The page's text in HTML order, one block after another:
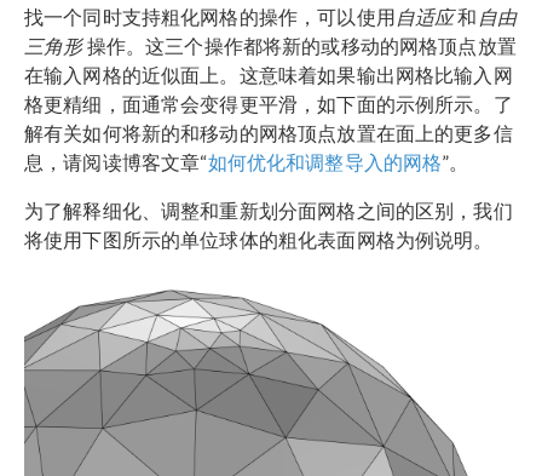
找一个同时支持粗化网格的操作，可以使用自适应和 自由
三角形操作。这三个操作都将新的或移动的网格顶点放置
在输入网格的近似面上。这意味着如果输出网格比输入网
格更精细，面通常会变得更平滑，如下面的示例所示。了
解有关如何将新的和移动的网格顶点放置在面上的更多信
息，请阅读博客文章“如何优化和调整导入的网格”。
为了解释细化、调整和重新划分面网格之间的区别，我们
将使用下图所示的单位球体的粗化表面网格为例说明。